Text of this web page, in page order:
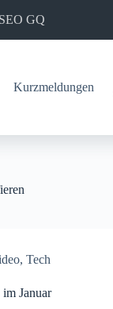
SEO GQ
Kurzmeldungen
, Tech
Januar